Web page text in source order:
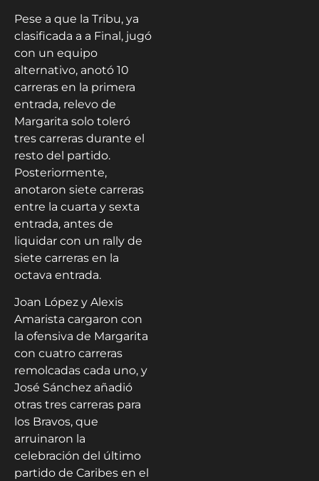
Pese a que la Tribu, ya
clasificada a a Final, jugó
con un equipo
alternativo, anotó 10
carreras en la primera
entrada, relevo de
Margarita solo toleró
tres carreras durante el
resto del partido.
Posteriormente,
anotaron siete carreras
entre la cuarta y sexta
entrada, antes de
liquidar con un rally de
siete carreras en la
octava entrada.
Joan López y Alexis
Amarista cargaron con
la ofensiva de Margarita
con cuatro carreras
remolcadas cada uno, y
José Sánchez añadió
otras tres carreras para
los Bravos, que
arruinaron la
celebración del último
partido de Caribes en el